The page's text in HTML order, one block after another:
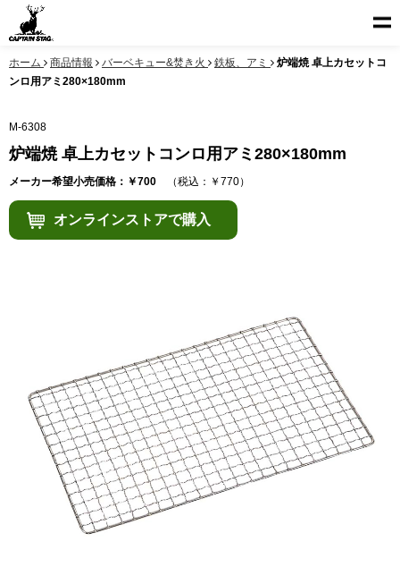
ホーム 商品情報 バーベキュー&焚き火 鉄板、アミ
炉端焼 卓上カセットコ
ンロ用アミ280×180mm
M-6308
炉端焼 卓上カセットコンロ用アミ280×180mm
メーカー希望小売価格：￥700 （税込：￥770）
オンラインストアで購入